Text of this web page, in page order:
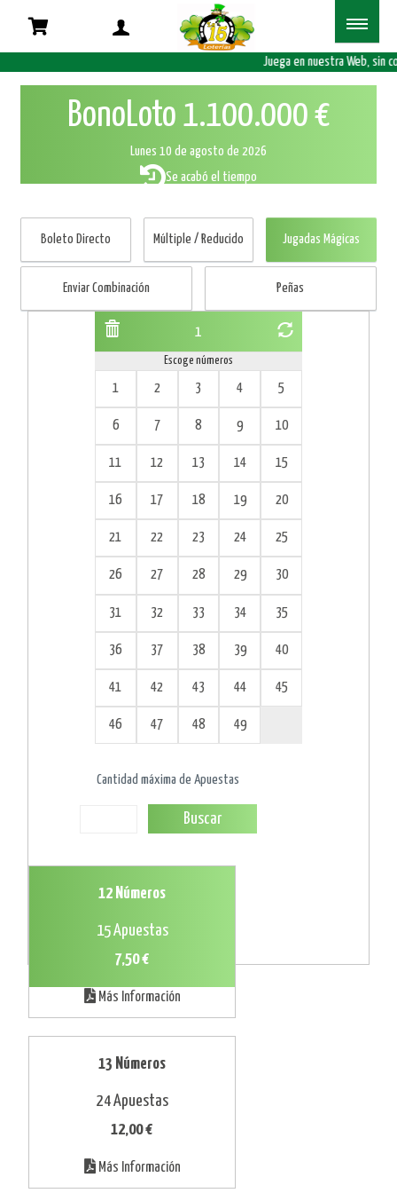
Juega en nuestra Web, sin
BonoLoto 1.100.000 €
Lunes 10 de agosto de 2026
Se acabó el tiempo
Boleto Directo Múltiple / Reducido Jugadas Mágicas
Enviar Combinación Peñas
1
Escoge números
1 2 3 4 5
6 7 8 9 10
11 12 13 14 15
16 17 18 19 20
21 22 23 24 25
26 27 28 29 30
31 32 33 34 35
36 37 38 39 40
41 42 43 44 45
46 47 48 49
Cantidad máxima de Apuestas
Buscar
12 Números
15 Apuestas
7,50 €
Más Información
13 Números
24 Apuestas
12,00 €
Más Información